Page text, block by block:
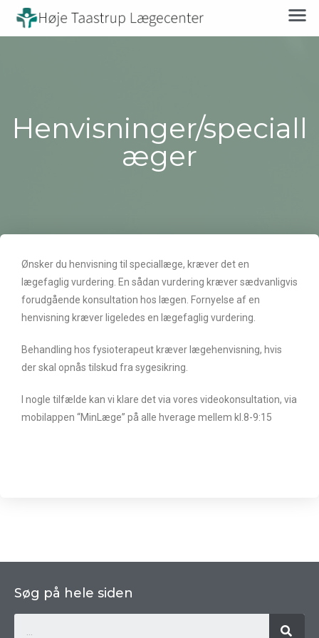
Henvisninger/speciall
æger
Ønsker du henvisning til speciallæge, kræver det en
lægefaglig vurdering. En sådan vurdering kræver sædvanligvis
forudgående konsultation hos lægen. Fornyelse af en
henvisning kræver ligeledes en lægefaglig vurdering.
Behandling hos fysioterapeut kræver lægehenvisning, hvis
der skal opnås tilskud fra sygesikring.
I nogle tilfælde kan vi klare det via vores videokonsultation, via
mobilappen “MinLæge” på alle hverage mellem kl.8-9:15
Søg på hele siden